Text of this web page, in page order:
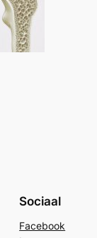
Sociaal
Facebook